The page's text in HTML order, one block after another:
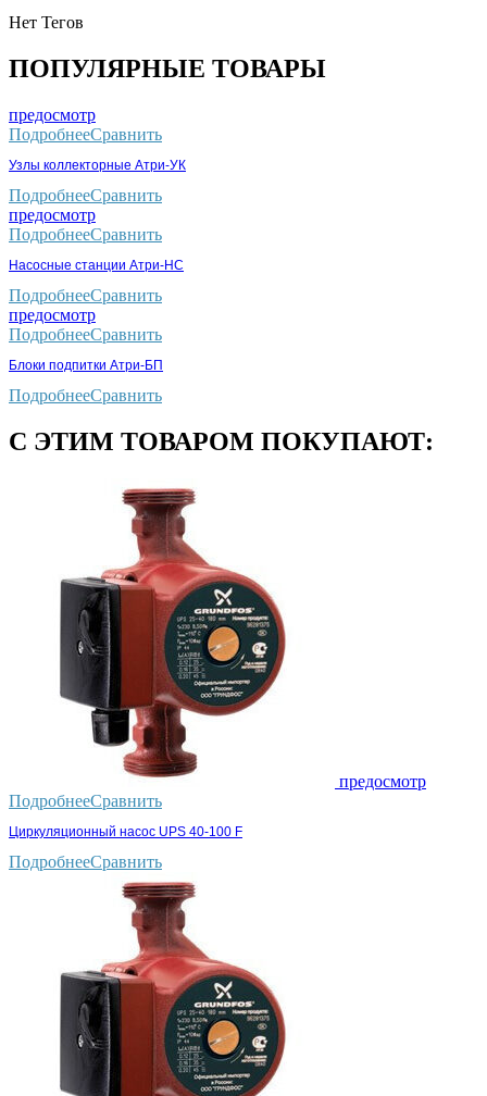
Нет Тегов
ПОПУЛЯРНЫЕ ТОВАРЫ
предосмотр
ПодробнееСравнить
Узлы коллекторные Атри-УК
ПодробнееСравнить
предосмотр
ПодробнееСравнить
Насосные станции Атри-НС
ПодробнееСравнить
предосмотр
ПодробнееСравнить
Блоки подпитки Атри-БП
ПодробнееСравнить
С ЭТИМ ТОВАРОМ ПОКУПАЮТ:
предосмотр
ПодробнееСравнить
Циркуляционный насос UPS 40-100 F
ПодробнееСравнить